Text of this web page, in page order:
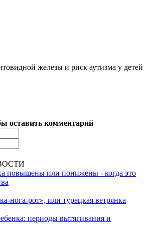
железы и риск аутизма у детей
оставить комментарий
повышены или понижены - когда это
нога-рот», или турецкая ветрянка
периоды вытягивания и